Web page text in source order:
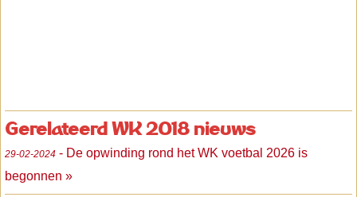
Gerelateerd WK 2018 nieuws
29-02-2024 - De opwinding rond het WK voetbal 2026 is
begonnen »